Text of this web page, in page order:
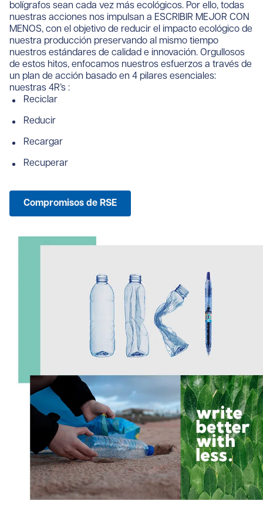
bolígrafos sean cada vez más ecológicos. Por ello, todas
nuestras acciones nos impulsan a ESCRIBIR MEJOR CON
MENOS, con el objetivo de reducir el impacto ecológico de
nuestra producción preservando al mismo tiempo
nuestros estándares de calidad e innovación. Orgullosos
de estos hitos, enfocamos nuestros esfuerzos a través de
un plan de acción basado en 4 pilares esenciales:
nuestras 4R’s :
Reciclar
Reducir
Recargar
Recuperar
Compromisos de RSE